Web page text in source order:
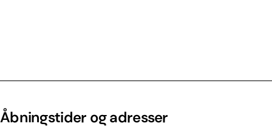
Åbningstider og adresser